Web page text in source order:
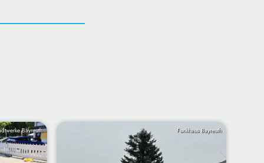
Bayreuth Funkhaus Bayreuth